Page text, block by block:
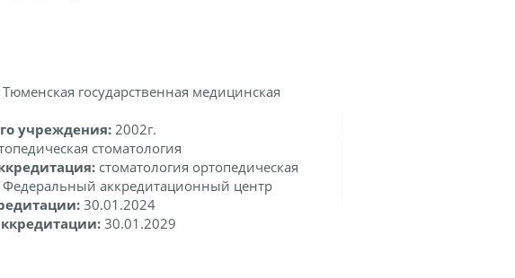
Тюменская государственная медицинская
учреждения:2002г.
стоматология
стоматология ортопедическая
Федеральный аккредитационный центр
30.01.2024
30.01.2029